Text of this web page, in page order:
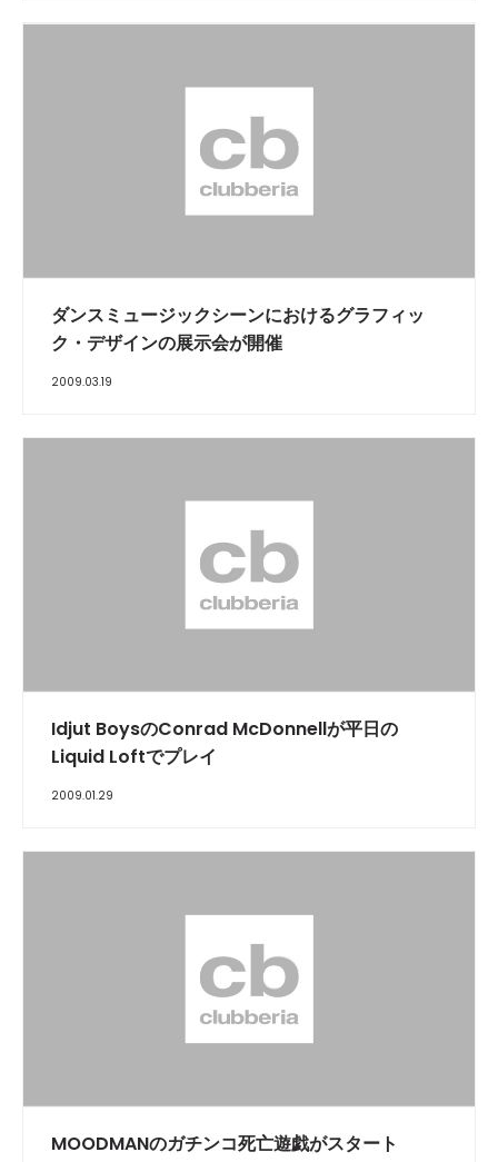
ダンスミュージックシーンにおけるグラフィッ
ク・デザインの展示会が開催
2009.03.19
Idjut BoysのConrad McDonnellが平日の
Liquid Loftでプレイ
2009.01.29
MOODMANのガチンコ死亡遊戯がスタート